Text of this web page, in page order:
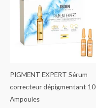
PIGMENT EXPERT Sérum
correcteur dépigmentant 10
Ampoules
350.00 Dhs.